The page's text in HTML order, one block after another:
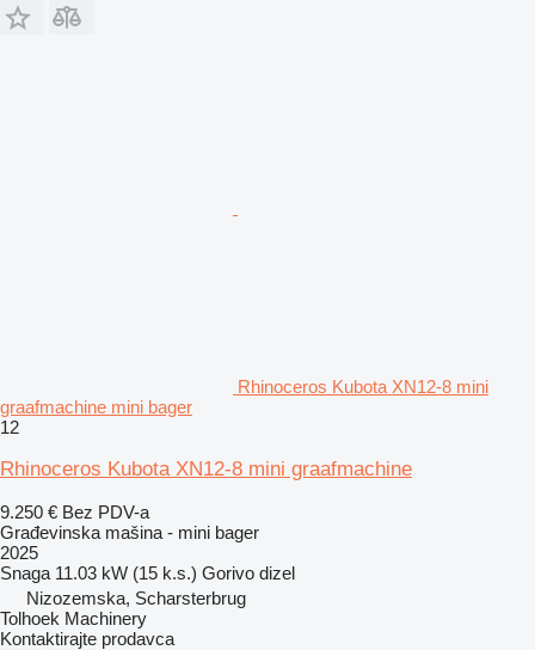
Rhinoceros Kubota XN12-8 mini
graafmachine mini bager
12
Rhinoceros Kubota XN12-8 mini graafmachine
9.250 € Bez PDV-a
Građevinska mašina - mini bager
2025
Snaga 11.03 kW (15 k.s.) Gorivo dizel
Nizozemska, Scharsterbrug
Tolhoek Machinery
Kontaktirajte prodavca